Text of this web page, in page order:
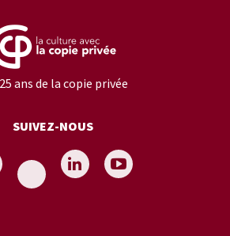
ans de la copie privée
SUIVEZ-NOUS